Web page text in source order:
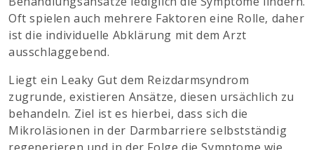
Oft spielen auch mehrere Faktoren eine Rolle, daher
ist die individuelle Abklärung mit dem Arzt
ausschlaggebend.
Liegt ein Leaky Gut dem Reizdarmsyndrom
zugrunde, existieren Ansätze, diesen ursächlich zu
behandeln. Ziel ist es hierbei, dass sich die
Mikroläsionen in der Darmbarriere selbstständig